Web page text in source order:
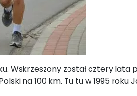
Wskrzeszony został cztery lata
na 100 km. Tu tu w 1995 roku